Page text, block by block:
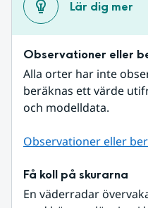
Lär dig mer
Observationer eller
Alla orter har inte
beräknas ett värde
och modelldata.
Observationer eller
Få koll på skurarna
En väderradar